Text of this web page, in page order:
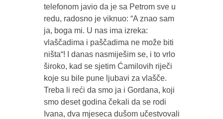
telefonom javio da je sa Petrom sve u
redu, radosno je viknuo: “A znao sam
ja, boga mi. U nas ima izreka:
vlaščadima i paščadima ne može biti
ništa“! I danas nasmiješim se, i to vrlo
široko, kad se sjetim Ćamilovih riječi
koje su bile pune ljubavi za vlašče.
Treba li reći da smo ja i Gordana, koji
smo deset godina čekali da se rodi
Ivana, dva mjeseca dušom učestvovali